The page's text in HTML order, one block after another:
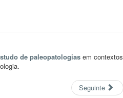
de paleopatologias em contextos
Seguinte